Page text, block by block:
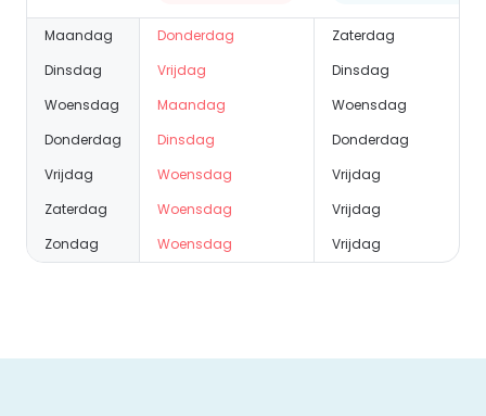
Maandag Donderdag
Zaterdag
Dinsdag
Vrijdag
Dinsdag
Woensdag
Maandag
Woensdag
Donderdag
Dinsdag
Donderdag
Vrijdag
Woensdag
Vrijdag
Zaterdag
Woensdag
Vrijdag
Zondag
Woensdag Vrijdag